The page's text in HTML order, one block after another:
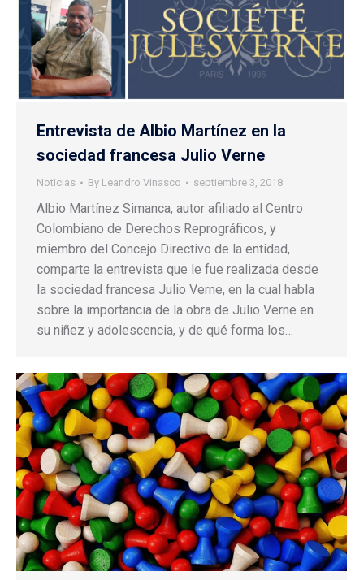
Entrevista de Albio Martínez en la
sociedad francesa Julio Verne
Noticias By Leandro Vinasco septiembre 3, 2018
Albio Martínez Simanca, autor afiliado al Centro
Colombiano de Derechos Reprográficos, y
miembro del Concejo Directivo de la entidad,
comparte la entrevista que le fue realizada desde
la sociedad francesa Julio Verne, en la cual habla
sobre la importancia de la obra de Julio Verne en
su niñez y adolescencia, y de qué forma los…